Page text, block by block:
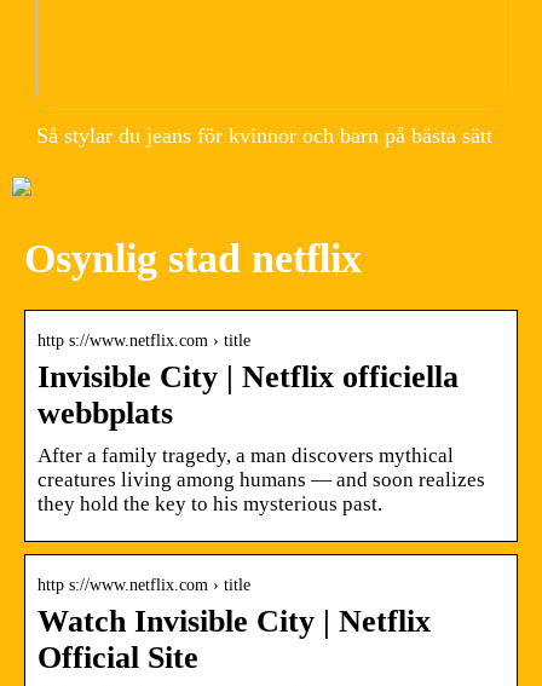
Så stylar du jeans för kvinnor och barn på bästa sätt
Osynlig stad netflix
http s://www.netflix.com › title
Invisible City | Netflix officiella
webbplats
After a family tragedy, a man discovers mythical
creatures living among humans — and soon realizes
they hold the key to his mysterious past.
http s://www.netflix.com › title
Watch Invisible City | Netflix
Official Site